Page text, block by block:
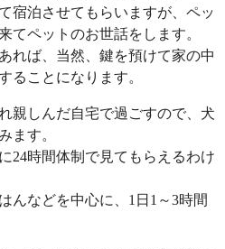
宿泊させてもらいますが、ペッ
てペットのお世話をします。
れば、当然、鍵を預けて家の中
ることになります。
親しんだ自宅で過ごすので、犬
ます。
24時間体制で見てもらえるわけ
んなどを中心に、1日1～3時間